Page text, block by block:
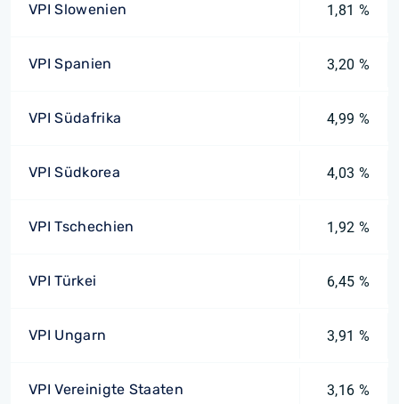
VPI Slowenien 1,81 %
VPI Spanien 3,20 %
VPI Südafrika 4,99 %
VPI Südkorea 4,03 %
VPI Tschechien 1,92 %
VPI Türkei 6,45 %
VPI Ungarn 3,91 %
VPI Vereinigte Staaten 3,16 %